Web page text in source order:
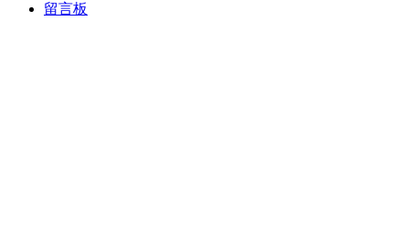
留言板